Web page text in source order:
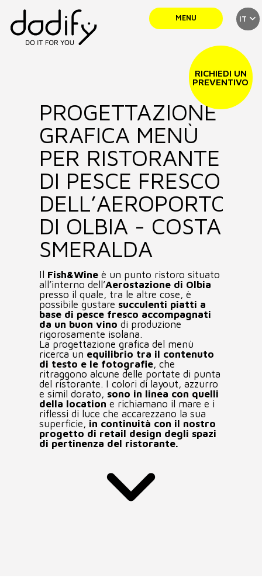
MENU
TEAM
PORTFOLIO
NEWS
CONTATTI
AREA CLIENTI
IT
PROGETTAZIONE
GRAFICA MENÙ
PER RISTORANTE
DI PESCE FRESCO
DELL’AEROPORTO
DI OLBIA - COSTA
SMERALDA
Il Fish&Wine è un punto ristoro situato
all’interno dell’Aerostazione di Olbia
presso il quale, tra le altre cose, è
possibile gustare succulenti piatti a
base di pesce fresco accompagnati
da un buon vino di produzione
rigorosamente isolana.
La progettazione grafica del menù
ricerca un equilibrio tra il contenuto
di testo e le fotografie, che
ritraggono alcune delle portate di punta
del ristorante. I colori di layout, azzurro
e simil dorato, sono in linea con quelli
della location e richiamano il mare e i
riflessi di luce che accarezzano la sua
superficie, in continuità con il nostro
progetto di retail design degli spazi
di pertinenza del ristorante.
RICHIEDI UN
PREVENTIVO